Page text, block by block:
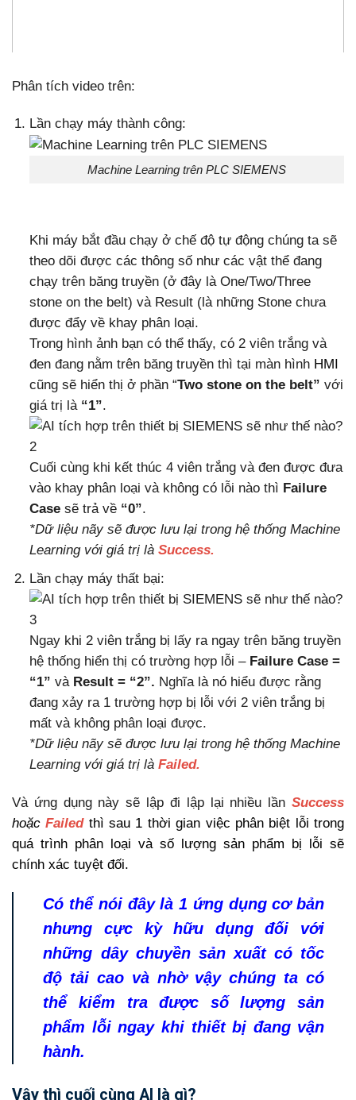
Phân tích video trên:
Lần chạy máy thành công:
Machine Learning trên PLC SIEMENS
Khi máy bắt đầu chạy ở chế độ tự động chúng ta sẽ
theo dõi được các thông số như các vật thể đang
chạy trên băng truyền (ở đây là One/Two/Three
stone on the belt) và Result (là những Stone chưa
được đẩy về khay phân loại.
Trong hình ảnh bạn có thể thấy, có 2 viên trắng và
đen đang nằm trên băng truyền thì tại màn hình HMI
cũng sẽ hiển thị ở phần “Two stone on the belt” với
giá trị là“1”.
Cuối cùng khi kết thúc 4 viên trắng và đen được đưa
vào khay phân loại và không có lỗi nào thì Failure
Casesẽ trả về “0”.
*Dữ liệu nãy sẽ được lưu lại trong hệ thống Machine
Learning với giá trị là Success.
Lần chạy máy thất bại:
Ngay khi 2 viên trắng bị lấy ra ngay trên băng truyền
hệ thống hiển thị có trường hợp lỗi – Failure Case =
“1” và Result = “2”. Nghĩa là nó hiểu được rằng
đang xảy ra 1 trường hợp bị lỗi với 2 viên trắng bị
mất và không phân loại được.
*Dữ liệu nãy sẽ được lưu lại trong hệ thống Machine
Learning với giá trị là Failed.
Và ứng dụng này sẽ lập đi lập lại nhiều lần Success
hoặcFailed thì sau 1 thời gian việc phân biệt lỗi trong
quá trình phân loại và số lượng sản phẩm bị lỗi sẽ
chính xác tuyệt đối.
Có thể nói đây là 1 ứng dụng cơ bản
nhưng cực kỳ hữu dụng đối với
những dây chuyền sản xuất có tốc
độ tải cao và nhờ vậy chúng ta có
thể kiểm tra được số lượng sản
phẩm lỗi ngay khi thiết bị đang vận
hành.
Vậy thì cuối cùng AI là gì?